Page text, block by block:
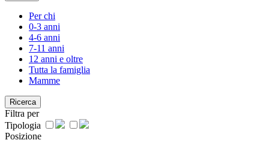
Per chi
0-3 anni
4-6 anni
7-11 anni
12 anni e oltre
Tutta la famiglia
Mamme
Ricerca
Filtra per
Tipologia
Posizione